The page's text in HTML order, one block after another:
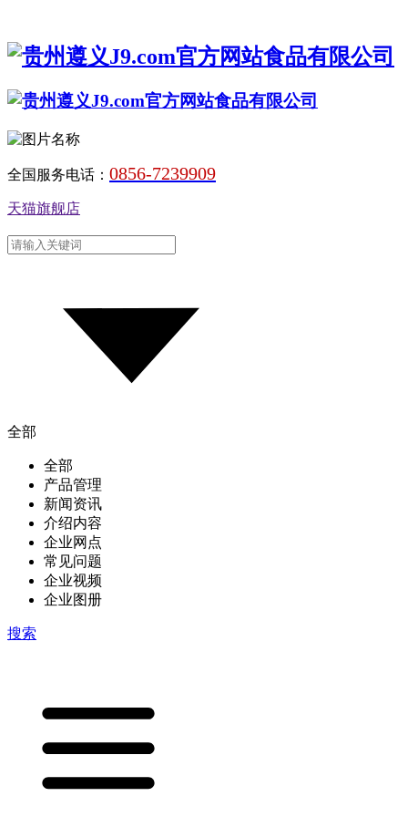
全国服务电话： 0856-7239909
天猫旗舰店
全部
全部
产品管理
新闻资讯
介绍内容
企业网点
常见问题
企业视频
企业图册
搜索